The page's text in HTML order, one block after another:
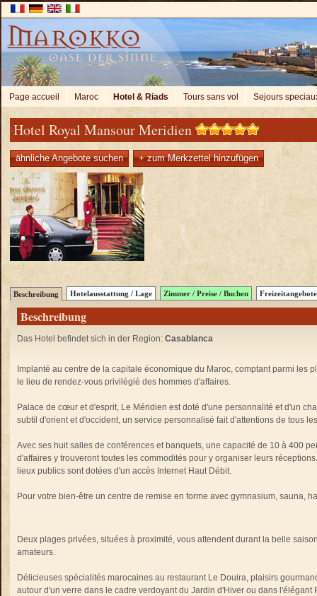
Page accueil Maroc Hotel & Riads Tours sans vol Sejours
Hotel Royal Mansour Meridien
ähnliche Angebote suchen + zum Merkzettel hinzufügen
Beschreibung Hotelausstattung / Lage Zimmer / Preise / Buchen Freizeitangebote
Beschreibung
Das Hotel befindet sich in der Region: Casablanca
Implanté au centre de la capitale économique du Maroc, comptant parmi les
le lieu de rendez-vous privilégié des hommes d'affaires.
Palace de cœur et d'esprit, Le Méridien est doté d'une personnalité et d'un
subtil d'orient et d'occident, un service personnalisé fait d'attentions de tous
Avec ses huit salles de conférences et banquets, une capacité de 10 à 400
d'affaires y trouveront toutes les commodités pour y organiser leurs
lieux publics sont dotées d'un accès Internet Haut Débit.
Pour votre bien-être un centre de remise en forme avec gymnasium, sauna,
Deux plages privées, situées à proximité, vous attendent durant la belle
amateurs.
Délicieuses spécialités marocaines au restaurant Le Douira, plaisirs
autour d'un verre dans le cadre verdoyant du Jardin d'Hiver ou dans